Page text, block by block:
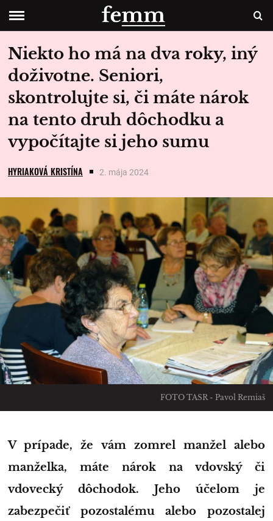
Niekto ho má na dva roky, iný
doživotne. Seniori,
skontrolujte si, či máte nárok
na tento druh dôchodku a
vypočítajte si jeho sumu
HYRIAKOVÁ KRISTÍNA 2. mája 2024
FOTO TASR - Pavol Remiaš
V prípade, že vám zomrel manžel alebo
manželka, máte nárok na vdovský či
vdovecký dôchodok. Jeho účelom je
zabezpečiť pozostalému alebo pozostalej